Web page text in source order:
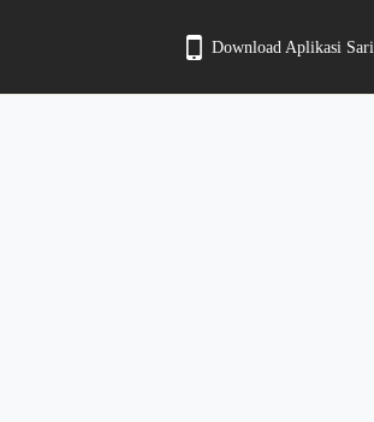
Download Aplikasi